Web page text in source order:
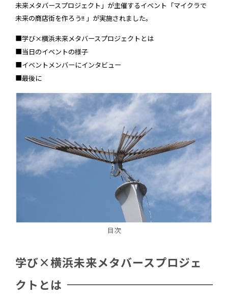
未来メタバースプロジェクト」が主催するイベント「マイクラで
未来の商店街を作ろう!! 」が実施されました。
■学び×横浜未来メタバースプロジェクトとは
■当日のイベントの様子
■イベントメンバーにインタビュー
■最後に
目次
学び×横浜未来メタバースプロジェ
クトとは